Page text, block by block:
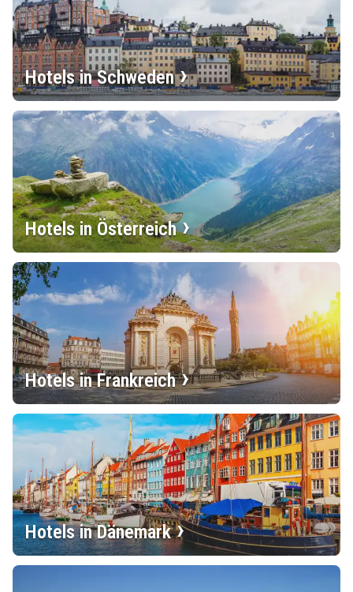
Hotels in Schweden
Hotels in Österreich
Hotels in Frankreich
Hotels in Dänemark